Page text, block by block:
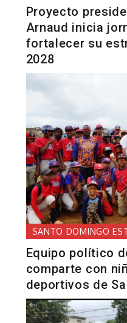
Proyecto
Arnaud inicia
fortalecer su
2028
SANTO DOMINGO
Equipo político
comparte con
deportivos de